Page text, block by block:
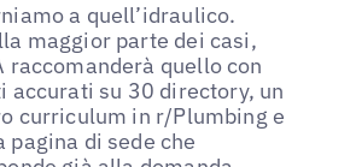
a quell’idraulico.
maggior parte dei casi,
raccomanderà quello con
accurati su 30 directory, un
curriculum in r/Plumbing e
pagina di sede che